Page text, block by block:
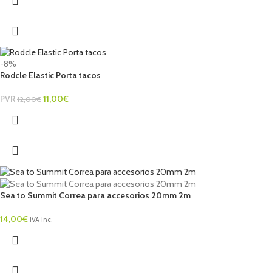
-8%
Rodcle Elastic Porta tacos
PVR 12,00€ 11,00€
Sea to Summit Correa para accesorios 20mm 2m
14,00€ IVA Inc.